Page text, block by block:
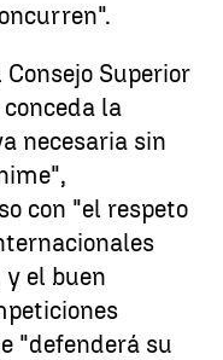
Superior
conceda la
necesaria sin
con "el respeto
el buen
"defenderá su